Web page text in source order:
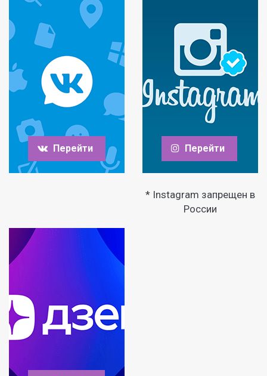
Перейти Перейти
* Instagram запрещен в
России